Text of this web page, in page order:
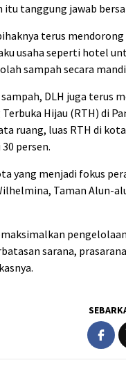
itu tanggung jawab
terus
usaha seperti hotel
sampah secara
DLH juga terus
Hijau (RTH) di
ruang, luas RTH di
persen.
yang menjadi fokus
Taman Alun-
sarana,